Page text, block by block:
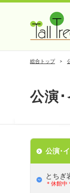
総合トップ
公演
公演･
とちぎ
＊休館中